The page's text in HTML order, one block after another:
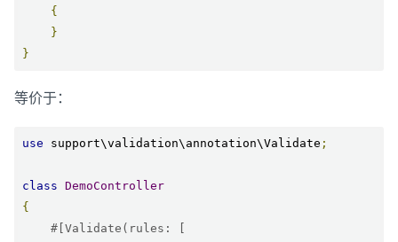
{
}
}
等价于：
use support\validation\annotation\Validate ;
class DemoController
{
#[Validate(rules: [